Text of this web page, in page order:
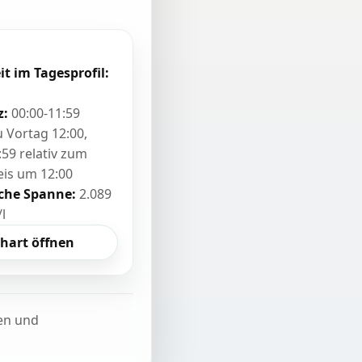
im Tagesprofil:
00:00-11:59
Vortag 12:00,
relativ zum
um 12:00
Spanne: 2.089
öffnen
und